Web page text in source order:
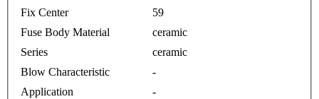
Fix Center
59
Fuse Body Material
ceramic
Series
ceramic
Blow Characteristic
-
Application
-